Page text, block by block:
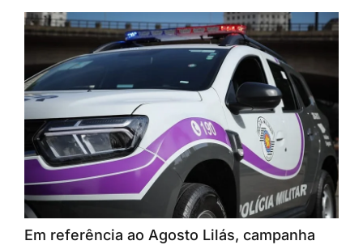
Em referência ao Agosto Lilás, campanha